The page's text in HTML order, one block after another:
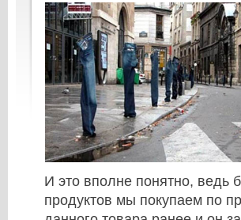
И это вполне понятно, ведь
продуктов мы покупаем по